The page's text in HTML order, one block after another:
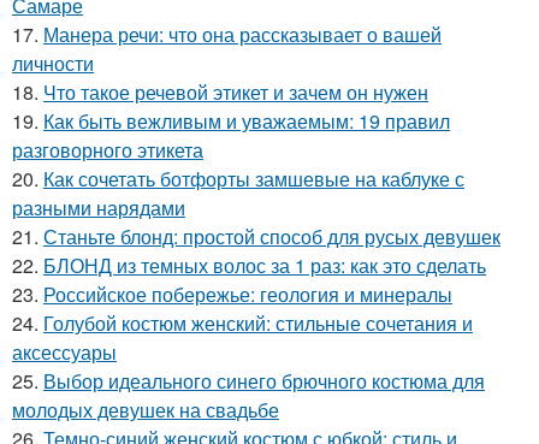
17. Манера речи: что она рассказывает о вашей
личности
18. Что такое речевой этикет и зачем он нужен
19. Как быть вежливым и уважаемым: 19 правил
разговорного этикета
20. Как сочетать ботфорты замшевые на каблуке с
разными нарядами
21. Станьте блонд: простой способ для русых девушек
22. БЛОНД из темных волос за 1 раз: как это сделать
23. Российское побережье: геология и минералы
24. Голубой костюм женский: стильные сочетания и
аксессуары
25. Выбор идеального синего брючного костюма для
молодых девушек на свадьбе
26. Темно-синий женский костюм с юбкой: стиль и